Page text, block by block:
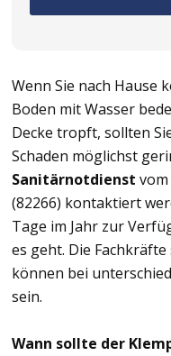
Wenn Sie nach Hause
Boden mit Wasser
Decke tropft, sollten
Schaden möglichst
Sanitärnotdienst
(82266) kontaktiert
Tage im Jahr zur
es geht. Die
können bei
sein.
Wann sollte der